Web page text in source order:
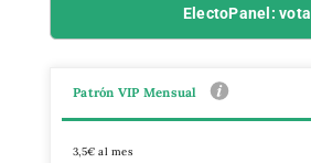
ElectoPanel: vota
Patrón VIP Mensual
3,5€ al mes